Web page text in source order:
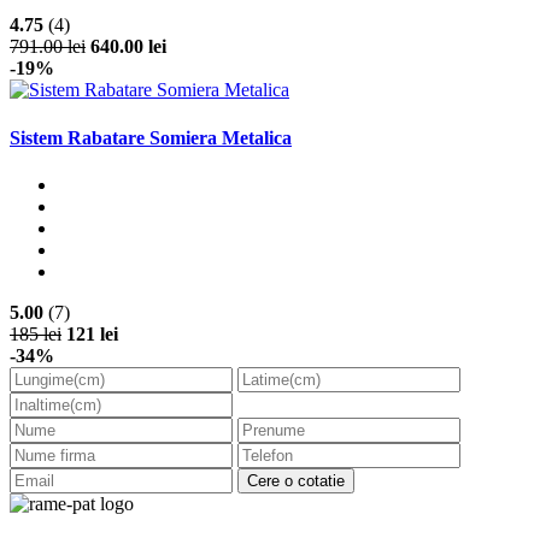
4.75 (4)
791.00 lei 640.00 lei
-19%
Sistem Rabatare Somiera Metalica
5.00 (7)
185 lei 121 lei
-34%
Cere o cotatie